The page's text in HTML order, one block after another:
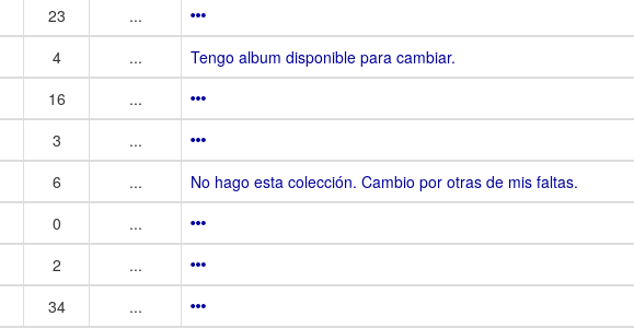
23
...
4
...
Tengo album disponible para cambiar.
16
...
3
...
6
...
No hago esta colección. Cambio por otras de mis faltas.
0
...
2
...
34
...